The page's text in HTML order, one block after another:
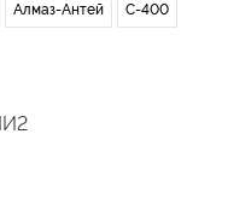
Алмаз-Антей С-400